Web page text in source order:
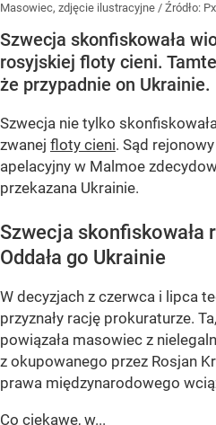
Masowiec, zdjęcie ilustracyjne / Źródło:
Szwecja skonfiskowała
rosyjskiej floty cieni.
że przypadnie on Ukrainie.
Szwecja nie tylko
zwanej floty cieni. Sąd
apelacyjny w Malmoe
przekazana Ukrainie.
Szwecja skonfiskowała
Oddała go Ukrainie
W decyzjach z czerwca i lipca
przyznały rację prokuraturze.
powiązała masowiec z
z okupowanego przez Rosjan
prawa międzynarodowego
Co ciekawe, w...